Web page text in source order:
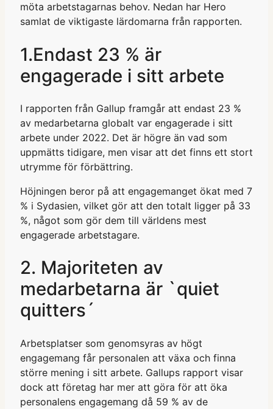
möta arbetstagarnas behov. Nedan har Hero
samlat de viktigaste lärdomarna från rapporten.
1.Endast 23 % är
engagerade i sitt arbete
I rapporten från Gallup framgår att endast 23 %
av medarbetarna globalt var engagerade i sitt
arbete under 2022. Det är högre än vad som
uppmätts tidigare, men visar att det finns ett stort
utrymme för förbättring.
Höjningen beror på att engagemanget ökat med 7
% i Sydasien, vilket gör att den totalt ligger på 33
%, något som gör dem till världens mest
engagerade arbetstagare.
2. Majoriteten av
medarbetarna är `quiet
quitters´
Arbetsplatser som genomsyras av högt
engagemang får personalen att växa och finna
större mening i sitt arbete. Gallups rapport visar
dock att företag har mer att göra för att öka
personalens engagemang då 59 % av de